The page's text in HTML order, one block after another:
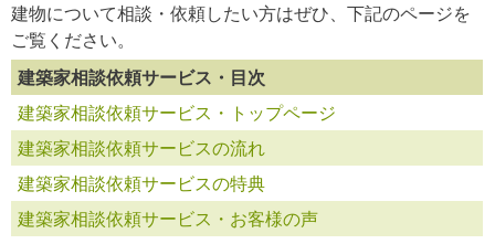
建物について相談・依頼したい方はぜひ、下記のページを
ご覧ください。
建築家相談依頼サービス・目次
建築家相談依頼サービス・トップページ
建築家相談依頼サービスの流れ
建築家相談依頼サービスの特典
建築家相談依頼サービス・お客様の声